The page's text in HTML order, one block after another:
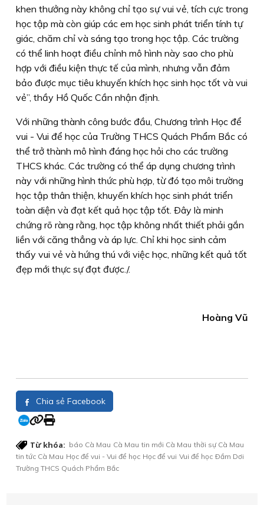
khen thưởng này không chỉ tạo sự vui vẻ, tích cực trong
học tập mà còn giúp các em học sinh phát triển tính tự
giác, chăm chỉ và sáng tạo trong học tập. Các trường
có thể linh hoạt điều chỉnh mô hình này sao cho phù
hợp với điều kiện thực tế của mình, nhưng vẫn đảm
bảo được mục tiêu khuyến khích học sinh học tốt và vui
vẻ”, thầy Hồ Quốc Cần nhận định.
Với những thành công bước đầu, Chương trình Học để
vui - Vui để học của Trường THCS Quách Phẩm Bắc có
thể trở thành mô hình đáng học hỏi cho các trường
THCS khác. Các trường có thể áp dụng chương trình
này với những hình thức phù hợp, từ đó tạo môi trường
học tập thân thiện, khuyến khích học sinh phát triển
toàn diện và đạt kết quả học tập tốt. Ðây là minh
chứng rõ ràng rằng, học tập không nhất thiết phải gắn
liền với căng thẳng và áp lực. Chỉ khi học sinh cảm
thấy vui vẻ và hứng thú với việc học, những kết quả tốt
đẹp mới thực sự đạt được./.
Hoàng Vũ
Chia sẻ Facebook
Từ khóa: báo Cà Mau Cà Mau tin mới Cà Mau thời sự Cà Mau
tin tức Cà Mau Học để vui - Vui để học Học để vui Vui để học Ðầm Dơi
Trường THCS Quách Phẩm Bắc